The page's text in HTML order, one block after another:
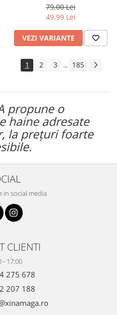
79,00 Lei
49,99 Lei
VEZI VARIANTE
1 2 3 ... 185
propune o
haine adresate
la prețuri foarte
in social media
CLIENTI
- 17:00
275 678
207 188